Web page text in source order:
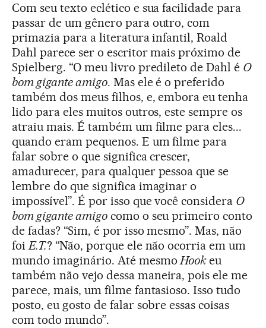
Com seu texto eclético e sua facilidade para
passar de um gênero para outro, com
primazia para a literatura infantil, Roald
Dahl parece ser o escritor mais próximo de
Spielberg. “O meu livro predileto de Dahl é O
bom gigante amigo. Mas ele é o preferido
também dos meus filhos, e, embora eu tenha
lido para eles muitos outros, este sempre os
atraiu mais. É também um filme para eles...
quando eram pequenos. E um filme para
falar sobre o que significa crescer,
amadurecer, para qualquer pessoa que se
lembre do que significa imaginar o
impossível”. É por isso que você considera O
bom gigante amigocomo o seu primeiro conto
de fadas? “Sim, é por isso mesmo”. Mas, não
foiE.T.? “Não, porque ele não ocorria em um
mundo imaginário. Até mesmoHookeu
também não vejo dessa maneira, pois ele me
parece, mais, um filme fantasioso. Isso tudo
posto, eu gosto de falar sobre essas coisas
com todo mundo”.